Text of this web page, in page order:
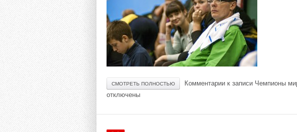
СМОТРЕТЬ ПОЛНОСТЬЮ Комментарии к записи Чемпионы
отключены